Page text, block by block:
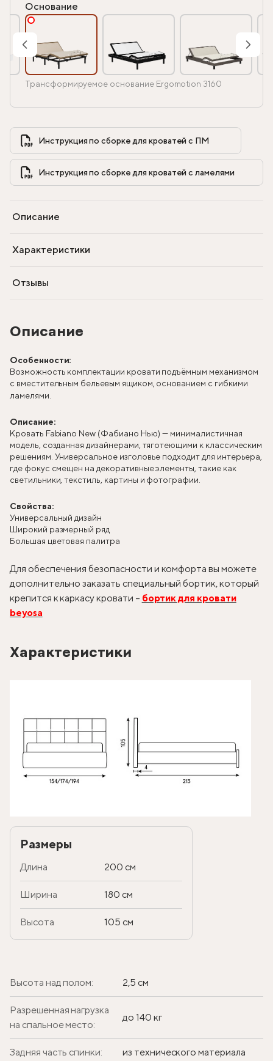
Описание
Особенности:
Возможность комплектации кровати подъёмным механизмом
с вместительным бельевым ящиком, основанием с гибкими
ламелями.
Описание:
Кровать Fabiano New (Фабиано Нью) — минималистичная
модель, созданная дизайнерами, тяготеющими к классическим
решениям. Универсальное изголовье подходит для интерьера,
где фокус смещен на декоративные элементы, такие как
светильники, текстиль, картины и фотографии.
Свойства:
Универсальный дизайн
Широкий размерный ряд
Большая цветовая палитра
Для обеспечения безопасности и комфорта вы можете
дополнительно заказать специальный бортик, который
крепится к каркасу кровати – бортик для кровати
beyosa
Характеристики
Размеры
Длина 200 см
Ширина 180 см
Высота 105 см
Высота над полом: 2,5 см
Разрешенная нагрузка
на спальное место:
до 140 кг
Задняя часть спинки: из технического материала
Основание
Трансформируемое основание Ergomotion 3160
Инструкция по сборке для кроватей с ПМ
Описание
Характеристики
Отзывы